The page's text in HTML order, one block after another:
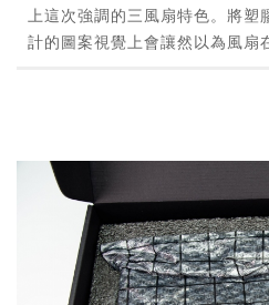
上這次強調的三風扇特色。將
計的圖案視覺上會讓然以為風扇